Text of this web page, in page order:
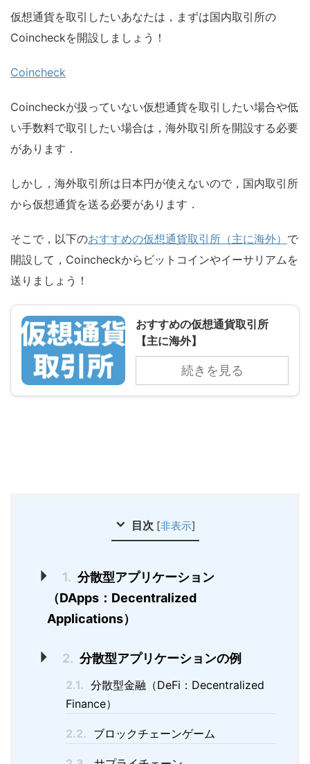
仮想通貨を取引したいあなたは，まずは国内取引所の
Coincheckを開設しましょう！
Coincheck
Coincheckが扱っていない仮想通貨を取引したい場合や低
い手数料で取引したい場合は，海外取引所を開設する必要
があります．
しかし，海外取引所は日本円が使えないので，国内取引所
から仮想通貨を送る必要があります．
そこで，以下のおすすめの仮想通貨取引所（主に海外） で
開設して，Coincheckからビットコインやイーサリアムを
送りましょう！
おすすめの仮想通貨取引所
【主に海外】
続きを見る
目次 [非表示]
1. 分散型アプリケーション
（DApps：Decentralized
Applications）
2. 分散型アプリケーションの例
2.1. 分散型金融（DeFi：Decentralized
Finance）
2.2. ブロックチェーンゲーム